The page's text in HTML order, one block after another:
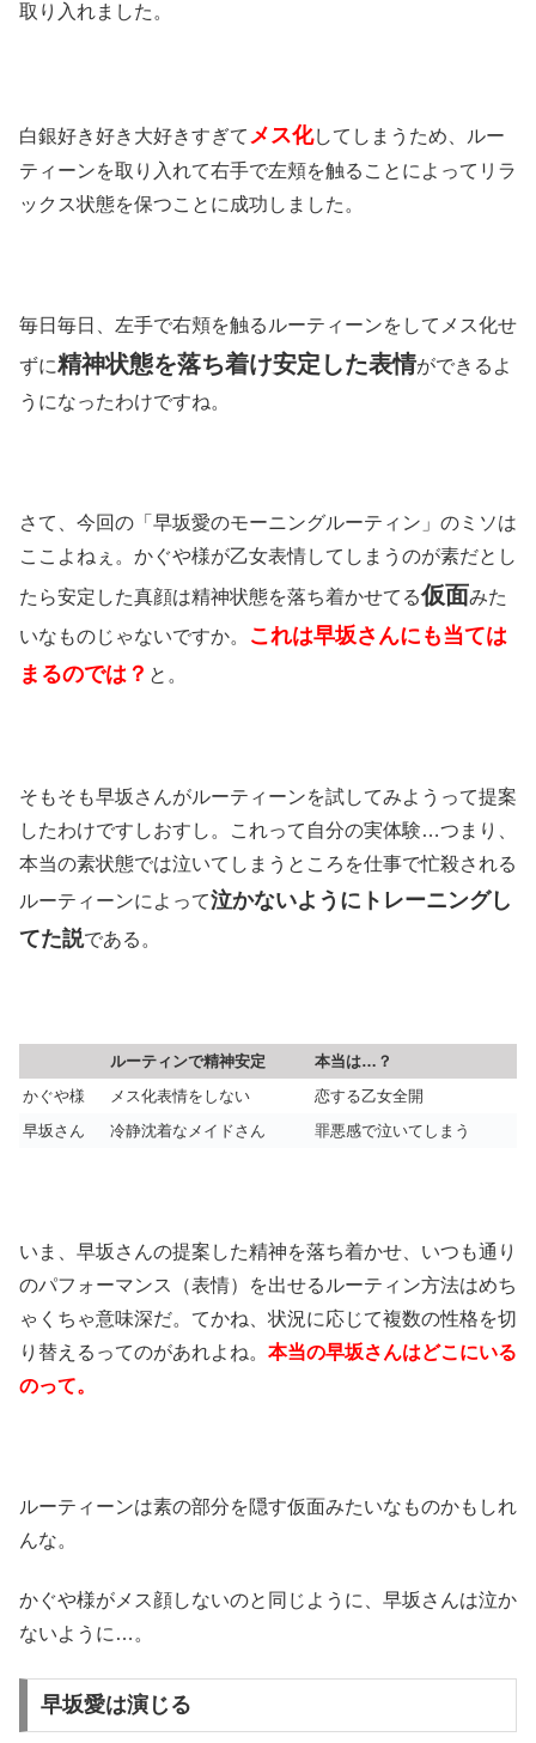
取り入れました。
白銀好き好き大好きすぎてメス化してしまうため、ルー
ティーンを取り入れて右手で左頬を触ることによってリラ
ックス状態を保つことに成功しました。
毎日毎日、左手で右頬を触るルーティーンをしてメス化せ
ずに精神状態を落ち着け安定した表情ができるよ
うになったわけですね。
さて、今回の「早坂愛のモーニングルーティン」のミソは
ここよねぇ。かぐや様が乙女表情してしまうのが素だとし
たら安定した真顔は精神状態を落ち着かせてる仮面みた
いなものじゃないですか。
これは早坂さんにも当ては
まるのでは？ と。
そもそも早坂さんがルーティーンを試してみようって提案
したわけですしおすし。これって自分の実体験…つまり、
本当の素状態では泣いてしまうところを仕事で忙殺される
ルーティーンによって泣かないようにトレーニングし
てた説である。
ルーティンで精神安定
本当は…？
かぐや様
メス化表情をしない
恋する乙女全開
早坂さん
冷静沈着なメイドさん 罪悪感で泣いてしまう
いま、早坂さんの提案した精神を落ち着かせ、いつも通り
のパフォーマンス（表情）を出せるルーティン方法はめち
ゃくちゃ意味深だ。てかね、状況に応じて複数の性格を切
り替えるってのがあれよね。 本当の早坂さんはどこにいる
のって。
ルーティーンは素の部分を隠す仮面みたいなものかもしれ
んな。
かぐや様がメス顔しないのと同じように、早坂さんは泣か
ないように…。
早坂愛は演じる